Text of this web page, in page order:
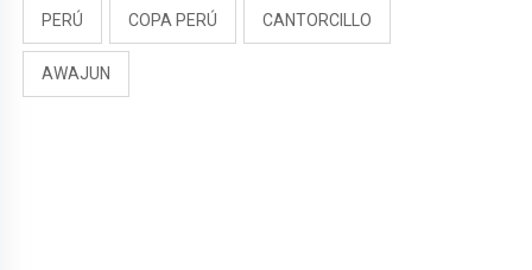
PERÚ COPA PERÚ CANTORCILLO
AWAJUN